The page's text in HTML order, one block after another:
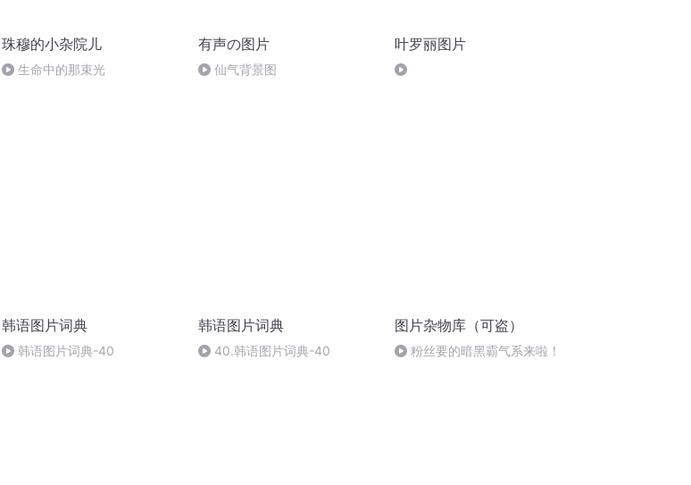
珠穆的小杂院儿
生命中的那束光
有声の图片
仙气背景图
叶罗丽图片
韩语图片词典
韩语图片词典-40
韩语图片词典
40.韩语图片词典-40
图片杂物库（可盗）
粉丝要的暗黑霸气系来啦！